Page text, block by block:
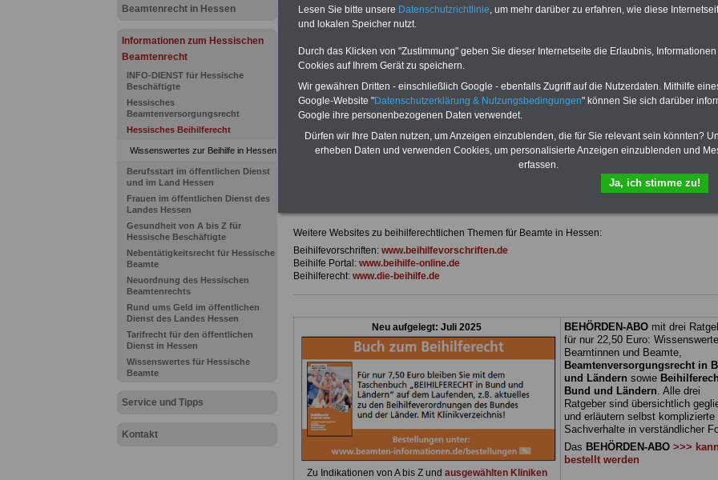
Beamtenrecht in Hessen
Informationen zum Hessischen
Beamtenrecht
INFO-DIENST für Hessische
Beschäftigte
Hessisches
Beamtenversorgungsrecht
Hessisches Beihilferecht
Wissenswertes zur Beihilfe in Hessen
Berufsstart im öffentlichen Dienst
und im Land Hessen
Frauen im öffentlichen Dienst des
Landes Hessen
Gesundheit von A bis Z für
Hessische Beschäftigte
Nebentätigkeitsrecht für Hessische
Beamte
Neuordnung des Hessischen
Beamtenrechts
Rund ums Geld im öffentlichen
Dienst des Landes Hessen
Tarifrecht für den öffentlichen
Dienst in Hessen
Wissenswertes für Hessische
Beamte
Service und Tipps
Kontakt
Ländern. Alle drei Ratgeber sind übersichtlich
gegliedert und erläutern auch komplizierte
Sachverhalte verständlich (auch für
Hessengeeignet).DasBEHÖRDEN-ABO >>>
kann hier bestellt werden
ACHTUNG Neue Broschüre zum vorbestellen:
Teilweise 5-stellige Nachzahlungen für
Beamtinnen & Beamte in Bund und Ländern
durch Neuordnung der amtsangemessen
Alimentation
>>>zur (Vor)Bestellung
herunterladen, auch für Beschäftigte des
Landes Hessengeeignet: die Bücher
Nebentätigkeitsrecht, Frauen im öffentl.
Man kann die eBooks herunterladen,
ausdrucken und lesen>>>mehr
Weitere Websites zu beihilferechtlichen Themen für Beamte in Hessen:
Beihilfevorschriften: www.beihilfevorschriften.de
Beihilfe Portal: www.beihilfe-online.de
Beihilferecht: www.die-beihilfe.de
Neu aufgelegt: Juli 2025
Zu Indikationen von A bis Z und ausgewählten Kliniken
BEHÖRDEN-ABOmit drei
für nur 22,50 Euro:
Beamtinnen und Beamte,
Beamtenversorgungsrecht in
und Ländern sowie
Bund und Ländern. Alle drei
Ratgeber sind übersichtlich
und erläutern selbst komplizierte
Sachverhalte in verständlicher
Das BEHÖRDEN-ABO >>>
bestellt werden
Lesen Sie bitte unsere Datenschutzrichtlinie, um mehr darüber zu erfahren, wie diese
und lokalen Speicher nutzt.
Durch das Klicken von "Zustimmung" geben Sie dieser Internetseite die Erlaubnis,
Cookies auf Ihrem Gerät zu speichern.
Wir gewähren Dritten - einschließlich Google - ebenfalls Zugriff auf die Nutzerdaten. Mithilfe
Google-Website "Datenschutzerklärung & Nutzungsbedingungen" können Sie sich darüber
Google ihre personenbezogenen Daten verwendet.
Dürfen wir Ihre Daten nutzen, um Anzeigen einzublenden, die für Sie relevant sein könnten?
erheben Daten und verwenden Cookies, um personalisierte Anzeigen einzublenden und
erfassen.
Ja, ich stimme zu!